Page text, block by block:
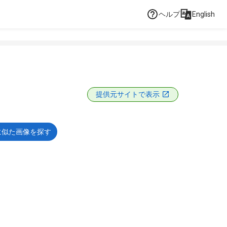
ヘルプ English
提供元サイトで表示
た画像を探す